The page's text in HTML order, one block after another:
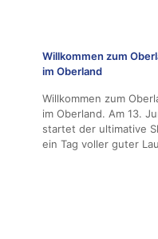
Willkommen zum
im Oberland
Willkommen zum
im Oberland. Am 13.
startet der ultimative
ein Tag voller guter